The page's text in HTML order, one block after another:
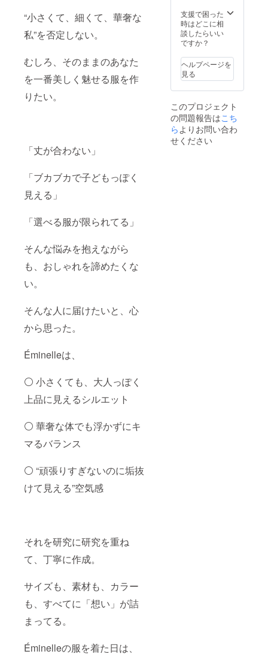
“小さくて、細くて、華奢な
私”を否定しない。
むしろ、そのままのあなた
を一番美しく魅せる服を作
りたい。
「丈が合わない」
「ブカブカで子どもっぽく
見える」
「選べる服が限られてる」
そんな悩みを抱えながら
も、おしゃれを諦めたくな
い。
そんな人に届けたいと、心
から思った。
Éminelleは、
⚪️ 小さくても、大人っぽく
上品に見えるシルエット
⚪️ 華奢な体でも浮かずにキ
マるバランス
⚪️ “頑張りすぎないのに垢抜
けて見える”空気感
それを研究に研究を重ね
て、丁寧に作成。
サイズも、素材も、カラー
も、すべてに「想い」が詰
まってる。
Éminelleの服を着た日は、
支援で困った
時はどこに相
談したらいい
ですか？
ヘルプページを
見る
このプロジェクト
の問題報告はこち
ら よりお問い合わ
せください